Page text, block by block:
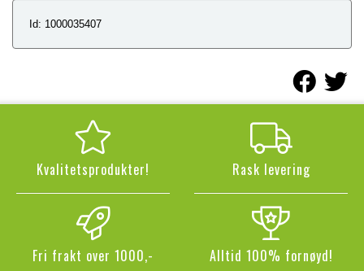
Id: 1000035407
Kvalitetsprodukter! Rask levering
Fri frakt over 1000,- Alltid 100% fornøyd!